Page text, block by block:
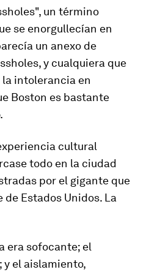
un término
se enorgullecían en
un anexo de
y cualquiera que
intolerancia en
Boston es bastante
cultural
todo en la ciudad
por el gigante que
Estados Unidos. La
era sofocante; el
y el aislamiento,